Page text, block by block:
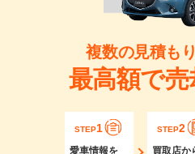
複数の見積も
最高額で
STEP1
愛車情報を
STEP2
買取店か